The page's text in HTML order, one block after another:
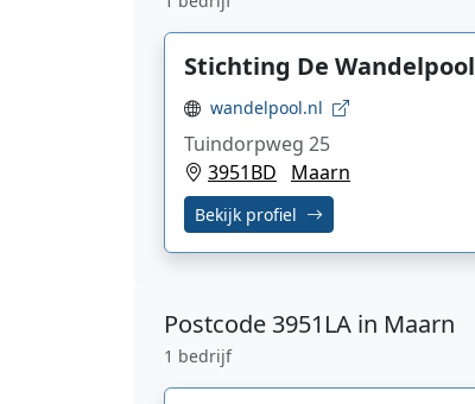
Stichting De Wandelpool
wandelpool.nl
Tuindorpweg 25
3951BD
Maarn
Bekijk profiel
Postcode 3951LA in Maarn
1 bedrijf